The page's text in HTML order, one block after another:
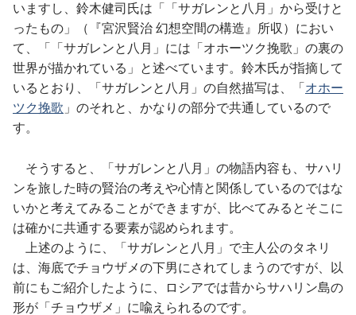
いますし、鈴木健司氏は「「サガレンと八月」から受けと
ったもの」（『宮沢賢治 幻想空間の構造』所収）におい
て、「「サガレンと八月」には「オホーツク挽歌」の裏の
世界が描かれている」と述べています。鈴木氏が指摘して
いるとおり、「サガレンと八月」の自然描写は、「 オホー
ツク挽歌 」のそれと、かなりの部分で共通しているので
す。
そうすると、「サガレンと八月」の物語内容も、サハリ
ンを旅した時の賢治の考えや心情と関係しているのではな
いかと考えてみることができますが、比べてみるとそこに
は確かに共通する要素が認められます。
上述のように、「サガレンと八月」で主人公のタネリ
は、海底でチョウザメの下男にされてしまうのですが、以
前にもご紹介したように、ロシアでは昔からサハリン島の
形が「チョウザメ」に喩えられるのです。